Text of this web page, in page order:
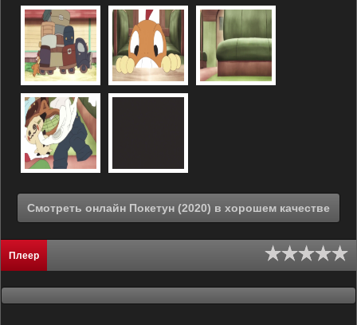
Смотреть онлайн Покетун (2020) в хорошем качестве
Плеер